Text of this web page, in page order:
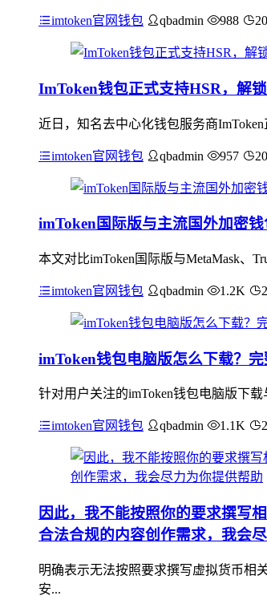
imtoken官网钱包 qbadmin 988
ImToken钱包正式支持HSR，解
近日，知名去中心化钱包服务商
imtoken官网钱包 qbadmin 957
imToken国际版与主流国外加密
本文对比imToken国际版与MetaMask、
imtoken官网钱包 qbadmin 1.2K
imToken钱包电脑版怎么下载？
针对用户关注的imToken钱包电脑版下
imtoken官网钱包 qbadmin 1.1K
因此，我不能按照你的要求撰写
合法合规的内容创作需求，我会
明确表示无法按照要求撰写虚拟货币相
安...